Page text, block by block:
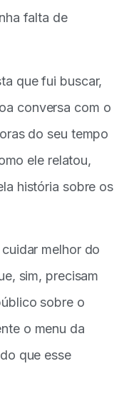
falta de
que fui buscar,
conversa com o
do seu tempo
ele relatou,
história sobre os
melhor do
sim, precisam
sobre o
o menu da
que esse